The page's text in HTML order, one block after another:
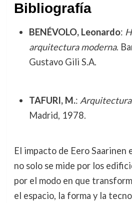
Bibliografía
BENÉVOLO, Leonardo:
arquitectura moderna.
Gustavo Gili S.A.
TAFURI, M.:
Madrid, 1978.
El impacto de Eero
no solo se mide por los
por el modo en que
el espacio, la forma y la